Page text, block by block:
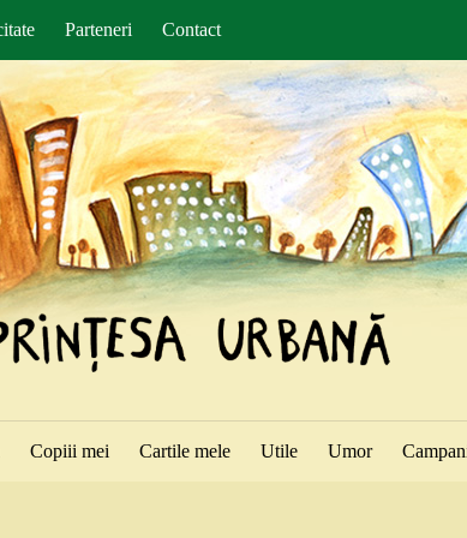
Parteneri Contact
Copiii mei Cartile mele Utile Umor